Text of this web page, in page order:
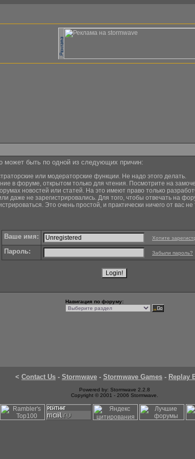
может быть по одной из следующих причин:
или модераторские функции. Не надо этого делать.
в форуме, открытом только для чтения. Посмотрите на
новостей или статей. На это имеют право только
даже не зарегистрировались. Для того, чтобы отвечать на
Это очень простой, и практически ничего от вас
Ваше имя: Хотите
Пароль: Забыли пароль?
Навигация по форуму:
< Contact Us - Stormwave - Stormwave Games - Replay
Powered by: Stormwave 2.2.8
Copyright © 2001 - 2006 Stormwave.